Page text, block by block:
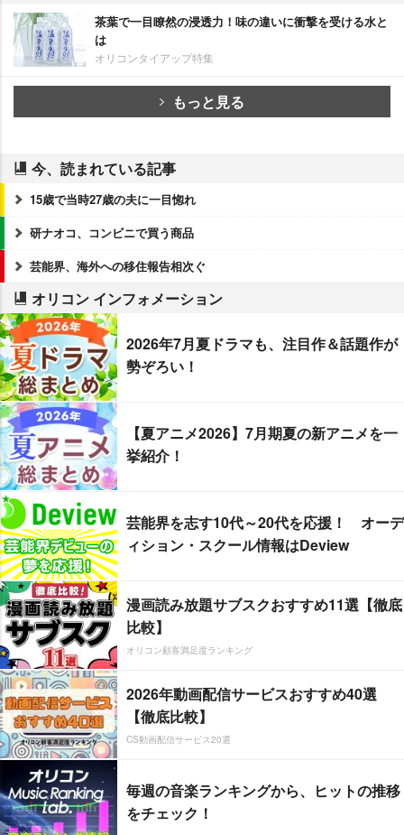
茶葉で一目瞭然の浸透力！味の違いに衝撃を受ける水と
は
オリコンタイアップ特集
もっと見る
今、読まれている記事
15歳で当時27歳の夫に一目惚れ
研ナオコ、コンビニで買う商品
芸能界、海外への移住報告相次ぐ
オリコン インフォメーション
2026年7月夏ドラマも、注目作＆話題作が
勢ぞろい！
【夏アニメ2026】7月期夏の新アニメを一
挙紹介！
芸能界を志す10代～20代を応援！ オーデ
ィション・スクール情報はDeview
漫画読み放題サブスクおすすめ11選【徹底
比較】
オリコン顧客満足度ランキング
2026年動画配信サービスおすすめ40選
【徹底比較】
CS動画配信サービス20選
毎週の音楽ランキングから、ヒットの推移
をチェック！